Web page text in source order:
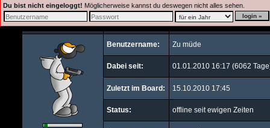
Du bist nicht eingeloggt! Möglicherweise kannst du deswegen nicht alles sehen.
Benutzername: Zu müde
Dabei seit: 01.01.2010 16:17 (6062
Zuletzt im Board: 15.10.2010 17:45
Status: offline seit ewigen Zeiten